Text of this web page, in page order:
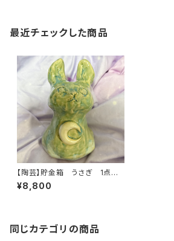
最近チェックした商品
【陶芸】貯金箱 うさぎ 1点も
の 約13cm
¥8,800
同じカテゴリの商品